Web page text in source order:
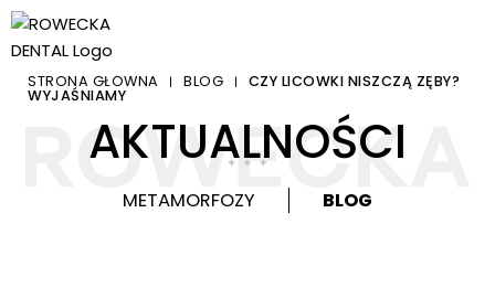
STRONA GŁÓWNA | BLOG | CZY LICÓWKI NISZCZĄ ZĘBY?
WYJAŚNIAMY
AKTUALNOŚCI
METAMORFOZY BLOG